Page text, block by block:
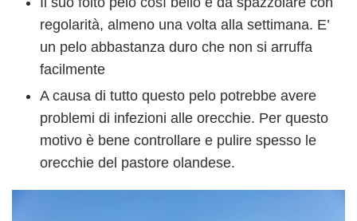
regolarità, almeno una volta alla settimana. E’
un pelo abbastanza duro che non si arruffa
facilmente
A causa di tutto questo pelo potrebbe avere
problemi di infezioni alle orecchie. Per questo
motivo è bene controllare e pulire spesso le
orecchie del pastore olandese.